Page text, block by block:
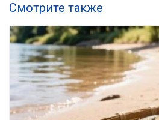
Смотрите также